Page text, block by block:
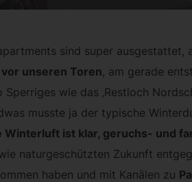
sind super
unseren Toren, am gerade
wie das ‚Restloch
musste ja der typische
Winterluft ist klar, geruchs- und
naturgeschützten Zukunft
haben und mit Kanälen zu